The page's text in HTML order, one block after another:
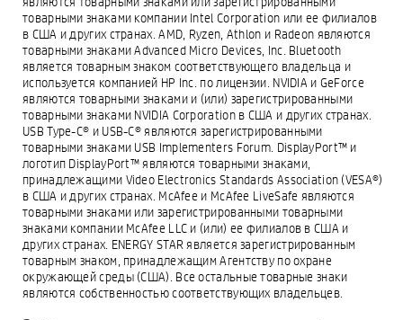
товарными знаками компании Intel Corporation или ее филиалов
в США и других странах. AMD, Ryzen, Athlon и Radeon являются
товарными знаками Advanced Micro Devices, Inc. Bluetooth
является товарным знаком соответствующего владельца и
используется компанией HP Inc. по лицензии. NVIDIA и GeForce
являются товарными знаками и (или) зарегистрированными
товарными знаками NVIDIA Corporation в США и других странах.
USB Type-C® и USB-C® являются зарегистрированными
товарными знаками USB Implementers Forum. DisplayPort™ и
логотип DisplayPort™ являются товарными знаками,
принадлежащими Video Electronics Standards Association (VESA®)
в США и других странах. McAfee и McAfee LiveSafe являются
товарными знаками или зарегистрированными товарными
знаками компании McAfee LLC и (или) ее филиалов в США и
других странах. ENERGY STAR является зарегистрированным
товарным знаком, принадлежащим Агентству по охране
окружающей среды (США). Все остальные товарные знаки
являются собственностью соответствующих владельцев.